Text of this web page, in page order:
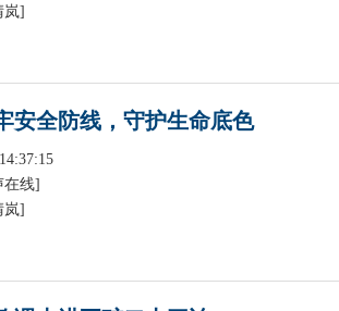
岚]
安全防线，守护生命底色
在线]
岚]